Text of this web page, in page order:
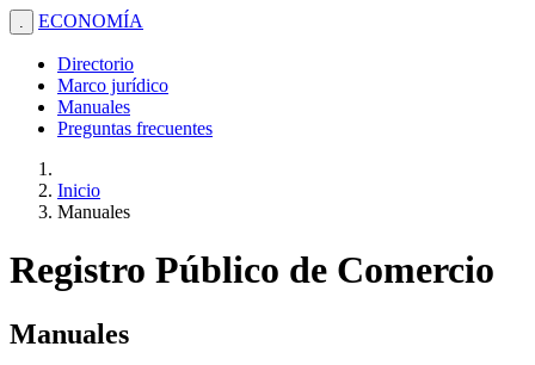
. ECONOMÍA
Directorio
Marco jurídico
Manuales
Preguntas frecuentes
Inicio
Manuales
Registro Público de Comercio
Manuales